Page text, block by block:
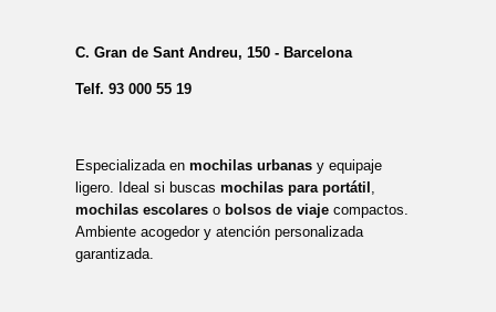
C. Gran de Sant Andreu, 150 - Barcelona
Telf. 93 000 55 19
Especializada en mochilas urbanasy equipaje
ligero. Ideal si buscas mochilas para portátil
mochilas escolareso bolsos de viajecompactos.
Ambiente acogedor y atención personalizada
garantizada.